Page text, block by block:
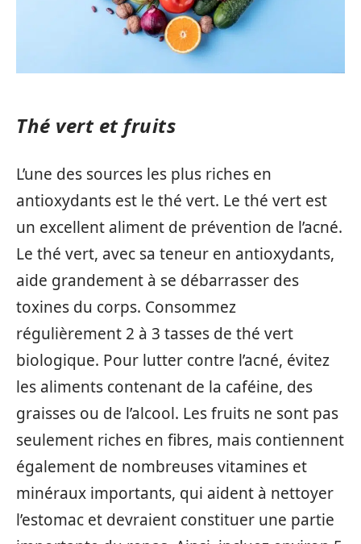
Thé vert et fruits
L’une des sources les plus riches en
antioxydants est le thé vert. Le thé vert est
un excellent aliment de prévention de l’acné.
Le thé vert, avec sa teneur en antioxydants,
aide grandement à se débarrasser des
toxines du corps. Consommez
régulièrement 2 à 3 tasses de thé vert
biologique. Pour lutter contre l’acné, évitez
les aliments contenant de la caféine, des
graisses ou de l’alcool. Les fruits ne sont pas
seulement riches en fibres, mais contiennent
également de nombreuses vitamines et
minéraux importants, qui aident à nettoyer
l’estomac et devraient constituer une partie